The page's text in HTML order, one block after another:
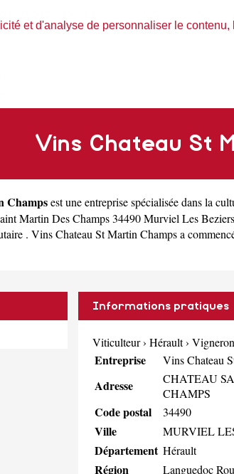
et d'analyse de personnaliser le
Vins Chateau St
Champsest uneentreprise spécialisée dans la
Martin Des Champs 34490 Murviel Les
. Vins Chateau St Martin Champs a
Informations pratiques
Viticulteur› Hérault›
Entreprise Vins Chateau
Adresse
CHATEAU
CHAMPS
Code postal 34490
Ville MURVIEL
Département Hérault
Région Languedoc